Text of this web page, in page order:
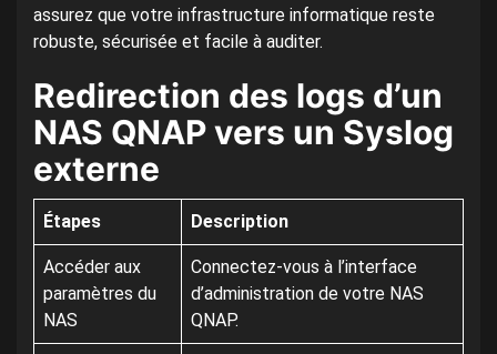
assurez que votre infrastructure informatique reste
robuste, sécurisée et facile à auditer.
Redirection des logs d’un
NAS QNAP vers un Syslog
externe
Étapes Description
Accéder aux
paramètres du
NAS
Connectez-vous à l’interface
d’administration de votre NAS
QNAP.